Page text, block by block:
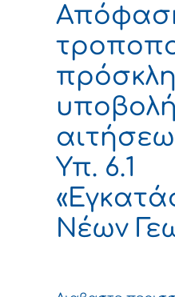
Υπ. 6.1
Νέων